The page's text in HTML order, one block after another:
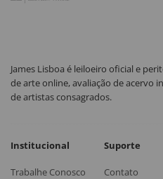
James Lisboa é leiloeiro oficial e
de arte online, avaliação de acervo
de artistas consagrados.
Institucional
Trabalhe Conosco
Suporte
Contato